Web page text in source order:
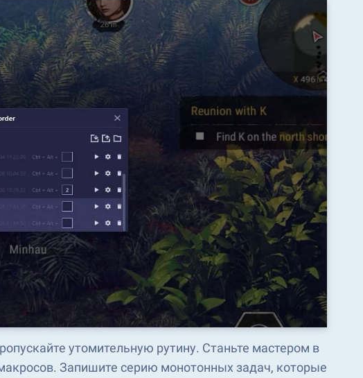
утомительную рутину. Станьте мастером в
Запишите серию монотонных задач, которые